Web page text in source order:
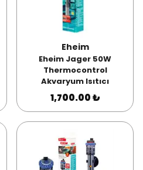
Eheim
Eheim Jager 50W
Thermocontrol
Akvaryum Isıtıcı
1,700.00 ₺